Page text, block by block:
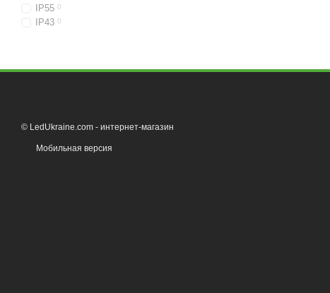
IP55 0
IP43 0
© LedUkraine.com - интернет-магазин
Мобильная версия